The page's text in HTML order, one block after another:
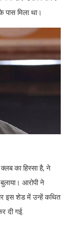
मिला था।
का हिस्सा है, ने
आरोपी ने
इस शेड में उन्हें कथित
दी गई.